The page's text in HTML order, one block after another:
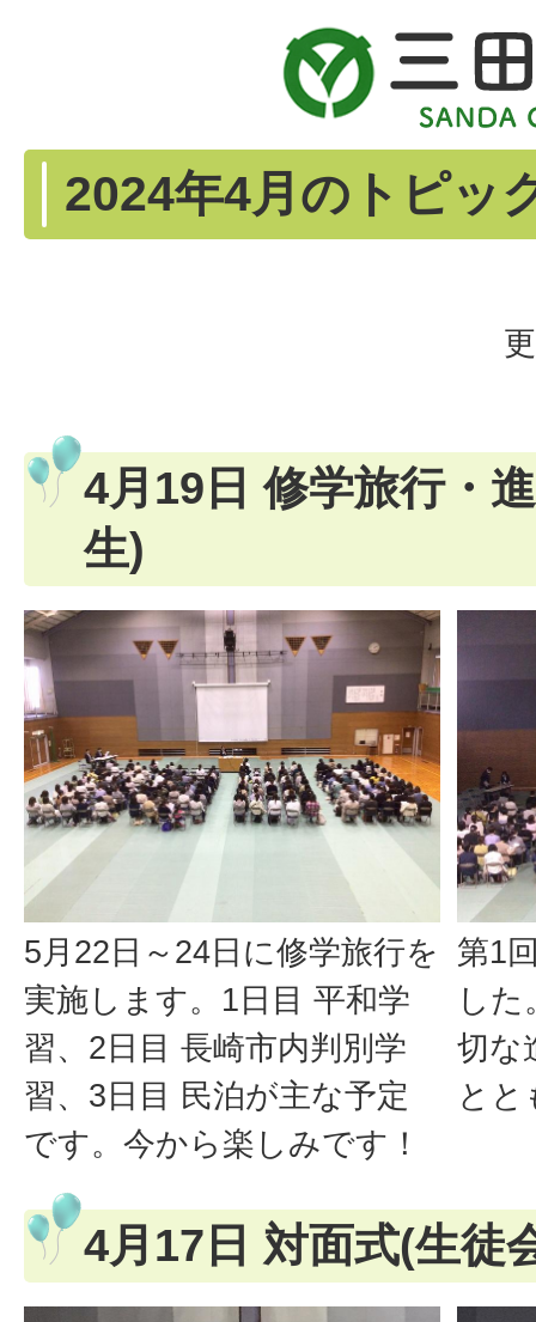
2024年4月のトピッ
4月19日 修学旅行・
生)
5月22日～24日に修学旅行を
実施します。1日目 平和学
習、2日目 長崎市内判別学
習、3日目 民泊が主な予定
です。今から楽しみです！
第1
した
切な
とと
4月17日 対面式(生徒